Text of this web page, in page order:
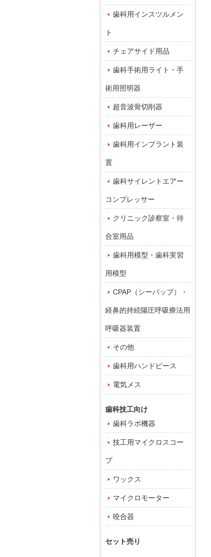
歯科用インスツルメン
ト
チェアサイド用品
歯科手術用ライト・手
術用照明器
超音波骨切削器
歯科用レーザー
歯科用インプラント装
置
歯科サイレントエアー
コンプレッサー
クリニック診察室・待
合室用品
歯科用模型・歯科実習
用模型
CPAP（シーパップ）・
経鼻的持続陽圧呼吸療法用
呼吸器装置
その他
歯科用ハンドピース
電気メス
歯科技工向け
歯科ラボ機器
技工用マイクロスコー
プ
ワックス
マイクロモーター
咬合器
セット売り